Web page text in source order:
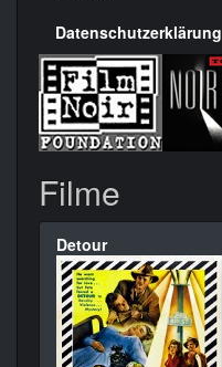
Datenschutzerklärung
Filme
Detour